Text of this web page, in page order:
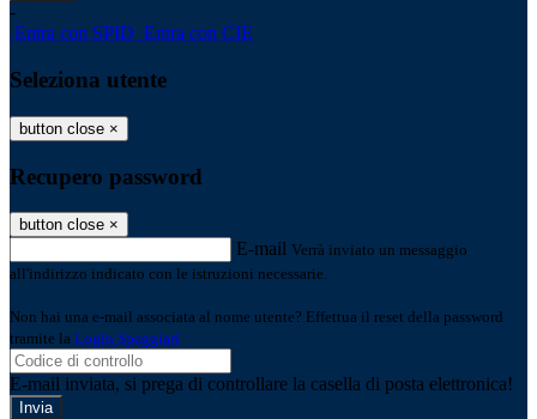
-
Entra con SPID Entra con CIE
Seleziona utente
button close ×
Recupero password
button close ×
E-mail Verrà inviato un messaggio
all'indirizzo indicato con le istruzioni necessarie.
Non hai una e-mail associata al nome utente? Effettua il reset della password
tramite la Login Spaggiari
E-mail inviata, si prega di controllare la casella di posta elettronica!